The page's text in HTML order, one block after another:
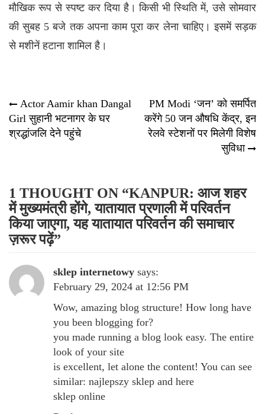
मौखिक रूप से स्पष्ट कर दिया है। किसी भी स्थिति में, उसे सोमवार
की सुबह 5 बजे तक अपना काम पूरा कर लेना चाहिए। इसमें सड़क
सेमशीनेंहटाना शामिल है।
Post
navigation
Actor Aamir khan Dangal
Girl सुहानी भटनागर के घर
श्रद्धांजलि देने पहुंचे
PM Modi ‘जन’ को समर्पित
करेंगे 50 जन औषधि केंद्र, इन
रेलवे स्टेशनों पर मिलेगी विशेष
सुविधा
1 THOUGHT ON “KANPUR: आज शहर
में मुख्यमंत्री होंगे, यातायात प्रणाली में परिवर्तन
किया जाएगा, यह यातायात परिवर्तन की समाचार
ज़रूर पढ़ें”
sklep internetowy says:
February 29, 2024 at 12:56 PM
Wow, amazing blog structure! How long have
you been blogging for?
you made running a blog look easy. The entire
look of your site
is excellent, let alone the content! You can see
similar: najlepszy sklep and here
sklep online